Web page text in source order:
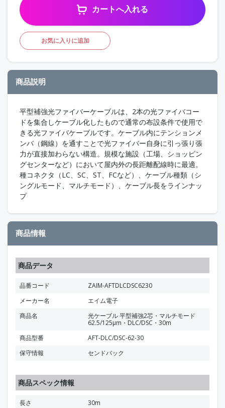
カートへ入れる
お気に入りに追加
商品説明
平型補強光ファイバーケーブルは、2本の光ファイバコー
ドを集合しケーブル化したもので通常の布設条件で使用で
きる光ファイバケーブルです。ケーブル内にテンションメ
ンバ（鋼線）を通すことで光ファイバー自身に引っ張り張
力が直接加わらない構造。規模な施設（工場、ショッピン
グセンターなど）において屋内外の長距離配線時に最適。
種コネクタ（LC、SC、ST、FCなど）、ケーブル種類（シ
ングルモード、マルチモード）、ケーブル長をラインナッ
プ
商品情報
商品データ
品番コード
ZAIM-AFTDLCDSC6230
メーカー名
エイム電子
商品名
光ケーブル 平型補強2芯・マルチモード
62.5/125μm・DLC/DSC・30m
商品型番
AFT-DLC/DSC-62-30
保守情報
センドバック
商品スペック情報
長さ
30m